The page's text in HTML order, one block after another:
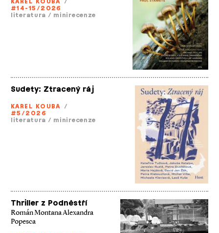
#14-15/2026
literatura / minirecenze
Sudety: Ztracený ráj
KAREL KOUBA /
#5/2026
literatura / minirecenze
Thriller z Podněstří
Román Montana Alexandra
Popesca